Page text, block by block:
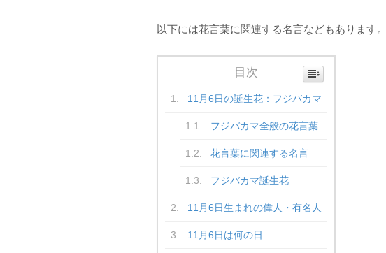
以下には花言葉に関連する名言などもあります。
目次
11月6日の誕生花：フジバカマ
フジバカマ全般の花言葉
花言葉に関連する名言
フジバカマ誕生花
11月6日生まれの偉人・有名人
11月6日は何の日